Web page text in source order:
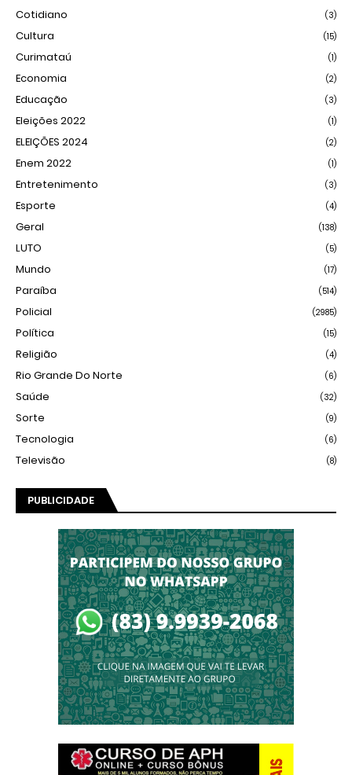
Cotidiano (3)
Cultura (15)
Curimataú (1)
Economia (2)
Educação (3)
Eleições 2022 (1)
ELEIÇÕES 2024 (2)
Enem 2022 (1)
Entretenimento (3)
Esporte (4)
Geral (138)
LUTO (5)
Mundo (17)
Paraíba (514)
Policial (2985)
Política (15)
Religião (4)
Rio Grande Do Norte (6)
Saúde (32)
Sorte (9)
Tecnologia (6)
Televisão (8)
PUBLICIDADE